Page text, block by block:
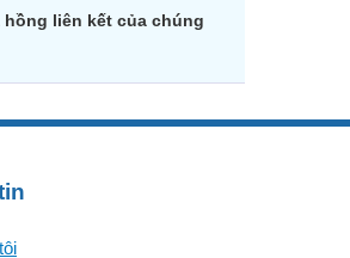
liên kết của chúng